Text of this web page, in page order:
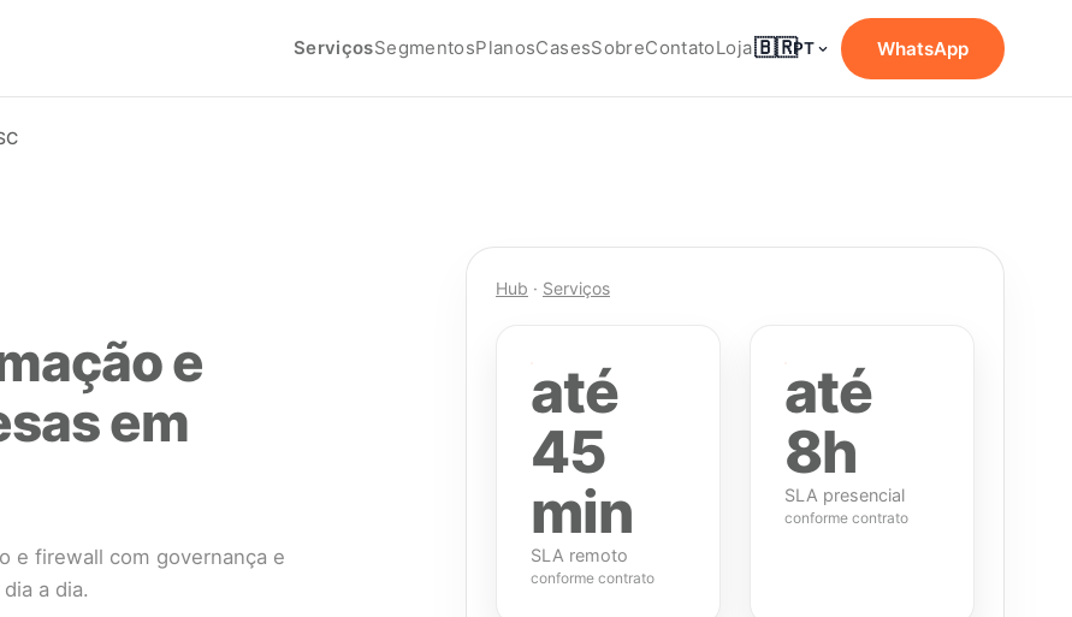
ServiçosSegmentosPlanosCasesSobreContatoLoja🇧🇷PT WhatsApp
e
em
e firewall com governança e
a dia.
Hub · Serviços
até
45
min
SLA remoto
conforme contrato
até
8h
SLA presencial
conforme contrato